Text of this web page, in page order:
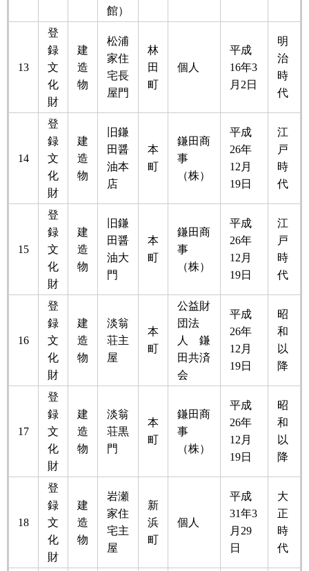
館）
13
登
録
文
化
財
建
造
物
松浦
家住
宅長
屋門
林
田
町
個人
平成
16年3
月2日
明
治
時
代
14
登
録
文
化
財
建
造
物
旧鎌
田醤
油本
店
本
町
鎌田商
事
（株）
平成
26年
12月
19日
江
戸
時
代
15
登
録
文
化
財
建
造
物
旧鎌
田醤
油大
門
本
町
鎌田商
事
（株）
平成
26年
12月
19日
江
戸
時
代
16
登
録
文
化
財
建
造
物
淡翁
荘主
屋
本
町
公益財
団法
人 鎌
田共済
会
平成
26年
12月
19日
昭
和
以
降
17
登
録
文
化
財
建
造
物
淡翁
荘黒
門
本
町
鎌田商
事
（株）
平成
26年
12月
19日
昭
和
以
降
18
登
録
文
化
財
建
造
物
岩瀬
家住
宅主
屋
新
浜
町
個人
平成
31年3
月29
日
大
正
時
代